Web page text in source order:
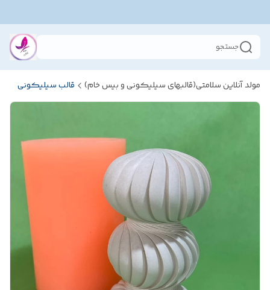
جستجو
مولد آنلاین سلامتی(قالبهای سیلیکونی و بیس خام) قالب سیلیکونی